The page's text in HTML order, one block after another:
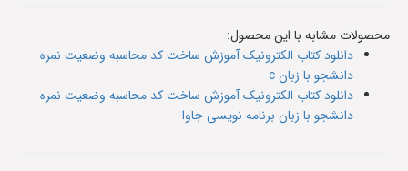
محصولات مشابه با این محصول:
دانلود کتاب الکترونیک آموزش ساخت کد محاسبه وضعیت نمره
دانشجو با زبان c
دانلود کتاب الکترونیک آموزش ساخت کد محاسبه وضعیت نمره
دانشجو با زبان برنامه نویسی جاوا